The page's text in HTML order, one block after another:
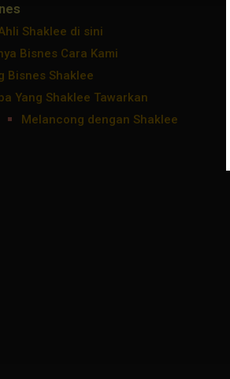
Shaklee di sini
Bisnes Cara Kami
Bisnes Shaklee
Yang Shaklee Tawarkan
Melancong dengan Shaklee